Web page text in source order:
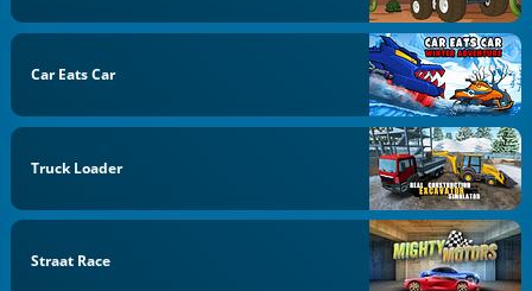
Car Eats Car
Truck Loader
Straat Race